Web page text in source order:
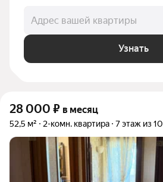
Адрес вашей квартиры
Узнать
28 000 ₽ в месяц
52,5 м² 2-комн. квартира 7 этаж из 10